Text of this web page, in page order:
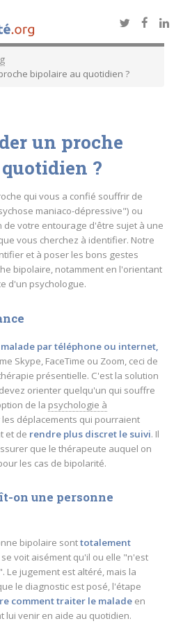
bipolaire au quotidien ?
un proche
?
qui vous a confié souffrir de
maniaco-dépressive") ou
votre entourage d'être sujet à une
vous cherchez à identifier. Notre
et à poser les bons gestes
bipolaire, notamment en l'orientant
d'un psychologue.
par téléphone ou internet,
Skype, FaceTime ou Zoom, ceci de
présentielle. C'est la solution
orienter quelqu'un qui souffre
de la psychologie à
déplacements qui pourraient
et de rendre plus discret le suivi. Il
que le thérapeute auquel on
les cas de bipolarité.
on une personne
bipolaire sonttotalement
voit aisément qu'il ou elle "n'est
Le jugement est altéré, mais la
le diagnostic est posé, l'étape
comment traiter le maladeen
lui venir en aide au quotidien.